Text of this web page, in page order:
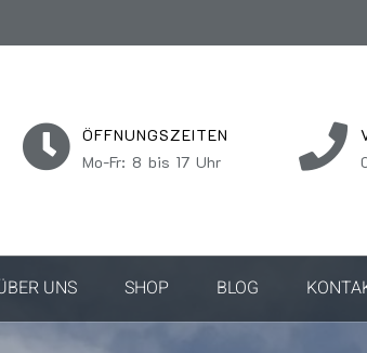
ÖFFNUNGSZEITEN
Mo-Fr: 8 bis 17 Uhr
UNS SHOP BLOG